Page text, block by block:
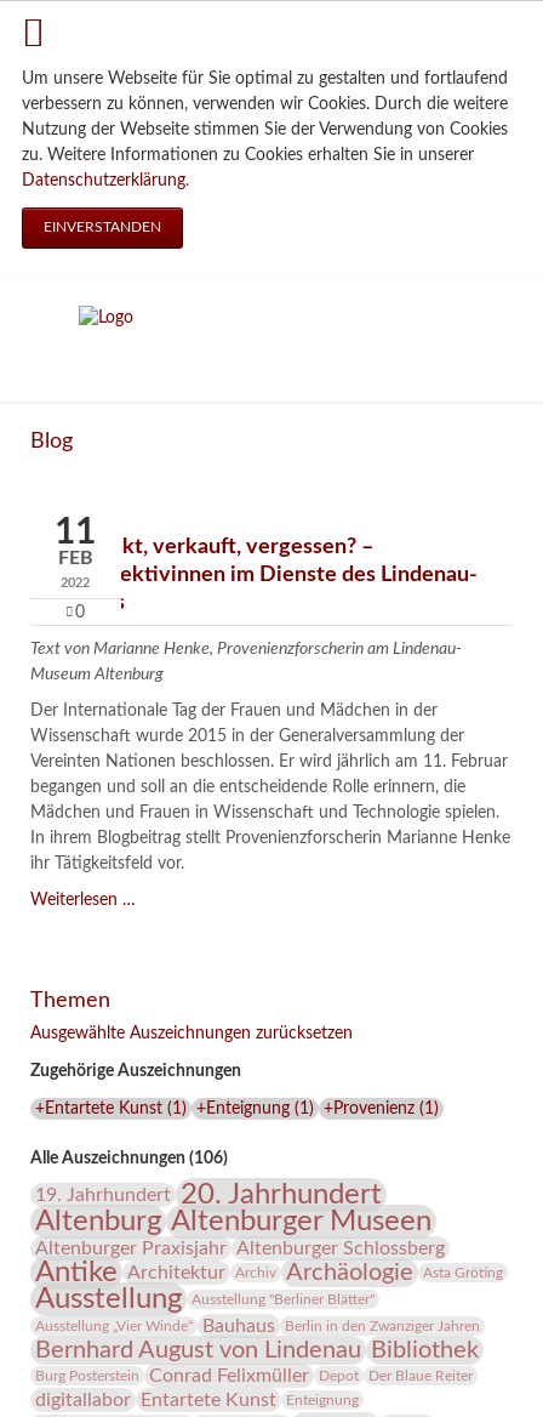
Um unsere Webseite für Sie optimal zu gestalten und fortlaufend
verbessern zu können, verwenden wir Cookies. Durch die weitere
Nutzung der Webseite stimmen Sie der Verwendung von Cookies
zu. Weitere Informationen zu Cookies erhalten Sie in unserer
Datenschutzerklärung.
EINVERSTANDEN
Blog
11
FEB
2022
0
Verschenkt, verkauft, vergessen? –
Kunstdetektivinnen im Dienste des Lindenau-
Museums
Text von Marianne Henke, Provenienzforscherin am Lindenau-
Museum Altenburg
Der Internationale Tag der Frauen und Mädchen in der
Wissenschaft wurde 2015 in der Generalversammlung der
Vereinten Nationen beschlossen. Er wird jährlich am 11. Februar
begangen und soll an die entscheidende Rolle erinnern, die
Mädchen und Frauen in Wissenschaft und Technologie spielen.
In ihrem Blogbeitrag stellt Provenienzforscherin Marianne Henke
ihr Tätigkeitsfeld vor.
Weiterlesen …
im
des
Lindenau-
Themen
Ausgewählte Auszeichnungen zurücksetzen
Zugehörige Auszeichnungen
+Entartete Kunst(1 ) +Enteignung(1 ) +Provenienz(1 )
Alle Auszeichnungen (106)
19. Jahrhundert 20. Jahrhundert
Altenburg Altenburger Museen
Altenburger Praxisjahr Altenburger Schlossberg
Antike Architektur Archiv Archäologie Asta Gröting
Ausstellung
Ausstellung "Berliner Blätter"
Ausstellung „Vier Winde“
Bauhaus Berlin in den Zwanziger Jahren
Bernhard August von Lindenau Bibliothek
Burg Posterstein Conrad Felixmüller Depot Der Blaue Reiter
digitallabor Entartete Kunst
Enteignung